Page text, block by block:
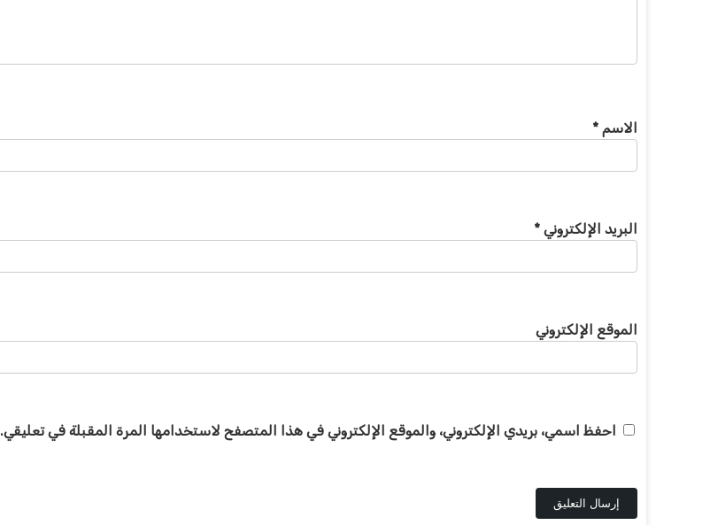
الاسم *
البريد الإلكتروني *
الموقع الإلكتروني
احفظ اسمي، بريدي الإلكتروني، والموقع الإلكتروني في هذا المتصفح لاستخدامها المرة المقبلة في تعليقي.